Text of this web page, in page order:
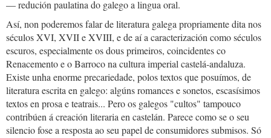
— redución paulatina do galego a lingua oral.
Así, non poderemos falar de literatura galega propriamente dita nos
séculos XVI, XVII e XVIII, e de aí a caracterización como séculos
escuros, especialmente os dous primeiros, coincidentes co
Renacemento e o Barroco na cultura imperial castelá-andaluza.
Existe unha enorme precariedade, polos textos que posuímos, de
literatura escrita en galego: algúns romances e sonetos, escasísimos
textos en prosa e teatrais... Pero os galegos "cultos" tampouco
contribúen á creación literaria en castelán. Parece como se o seu
silencio fose a resposta ao seu papel de consumidores submisos. Só